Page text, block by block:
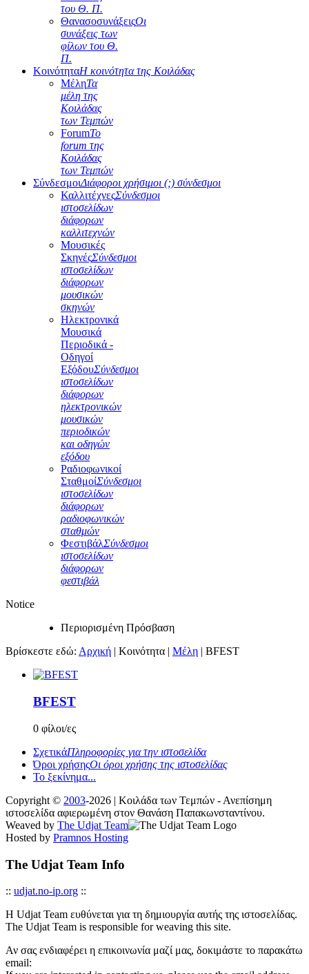
του Θ. Π.
ΘανασοσυνάξειςΟι
συνάξεις των
φίλων του Θ.
Π.
ΚοινότηταΗ κοινότητα της Κοιλάδας
ΜέληΤα
μέλη της
Κοιλάδας
των Τεμπών
ForumΤο
forum της
Κοιλάδας
των Τεμπών
ΣύνδεσμοιΔιάφοροι χρήσιμοι (;) σύνδεσμοι
ΚαλλιτέχνεςΣύνδεσμοι
ιστοσελίδων
διάφορων
καλλιτεχνών
Μουσικές
ΣκηνέςΣύνδεσμοι
ιστοσελίδων
διάφορων
μουσικών
σκηνών
Ηλεκτρονικά
Μουσικά
Περιοδικά -
Οδηγοί
ΕξόδουΣύνδεσμοι
ιστοσελίδων
διάφορων
ηλεκτρονικών
μουσικών
περιοδικών
και οδηγών
εξόδου
Ραδιοφωνικοί
ΣταθμοίΣύνδεσμοι
ιστοσελίδων
διάφορων
ραδιοφωνικών
σταθμών
ΦεστιβάλΣύνδεσμοι
ιστοσελίδων
διάφορων
φεστιβάλ
Notice
Περιορισμένη Πρόσβαση
Βρίσκεστε εδώ: Αρχική | Κοινότητα | Μέλη | BFEST
BFEST
0 φίλοι/ες
ΣχετικάΠληροφορίες για την ιστοσελίδα
Όροι χρήσηςΟι όροι χρήσης της ιστοσελίδας
Το ξεκίνημα...
Copyright © 2003-2026 | Κοιλάδα των Τεμπών - Ανεπίσημη
ιστοσελίδα αφιερωμένη στον Θανάση Παπακωνσταντίνου.
Weaved by The Udjat Team
Hosted by Pramnos Hosting
The Udjat Team Info
:: udjat.no-ip.org ::
Η Udjat Team ευθύνεται για τη δημιουργία αυτής της ιστοσελίδας.
The Udjat Team is responsible for weaving this site.
Αν σας ενδιαφέρει η επικοινωνία μαζί μας, δοκιμάστε το παρακάτω
email: